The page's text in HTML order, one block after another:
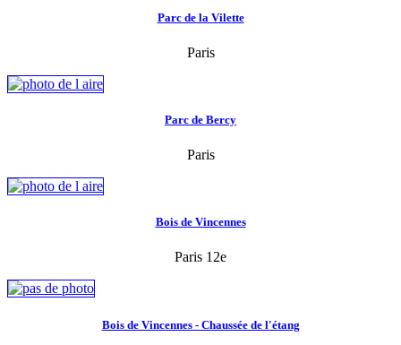
Parc de la Vilette
Paris
Parc de Bercy
Paris
Bois de Vincennes
Paris 12e
Bois de Vincennes - Chaussée de l'étang